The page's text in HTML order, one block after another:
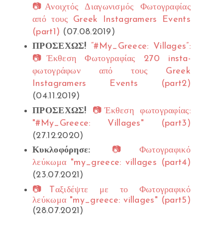
📷Ανοιχτός Διαγωνισμός Φωτογραφίας
από τους Greek Instagramers Events
(part1) (07.08.2019)
ΠΡΟΣΕΧΩΣ! “#My_Greece: Villages”:
📷Έκθεση Φωτογραφίας 270 insta-
φωτογράφων από τους Greek
Instagramers Events (part2)
(04.11.2019)
ΠΡΟΣΕΧΩΣ!
📷Έκθεση φωτογραφίας:
"#My_Greece: Villages" (part3)
(27.12.2020)
Κυκλοφόρησε:
📷Φωτογραφικό
λεύκωμα "my_greece: villages (part4)
(23.07.2021)
📷Tαξιδέψτε με το Φωτογραφικό
λεύκωμα "my_greece: villages" (part5)
(28.07.2021)